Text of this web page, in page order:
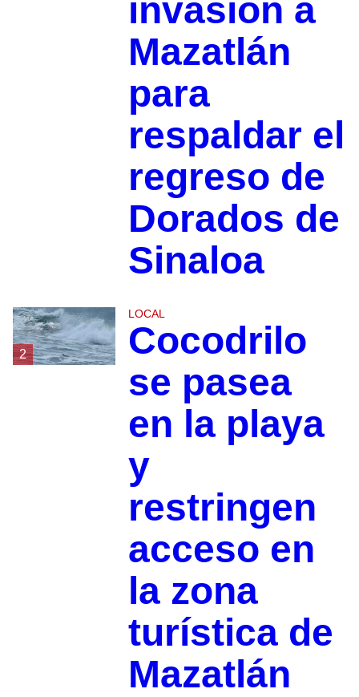
invasión a
Mazatlán
para
respaldar el
regreso de
Dorados de
Sinaloa
2
LOCAL
Cocodrilo
se pasea
en la playa
y
restringen
acceso en
la zona
turística de
Mazatlán